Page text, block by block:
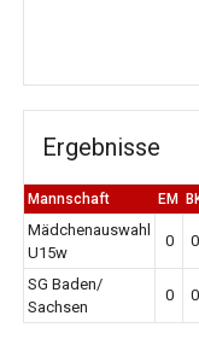
Ergebnisse
Mannschaft EM
Mädchenauswahl
U15w
0 0
SG Baden/
Sachsen
0 0